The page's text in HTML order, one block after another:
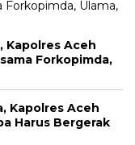
Kapolres Aceh
Forkopimda,
Kapolres Aceh
Harus Bergerak